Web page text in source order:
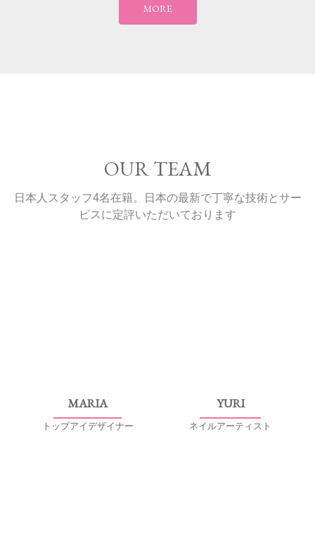
MORE
OUR TEAM
日本人スタッフ4名在籍。日本の最新で丁寧な技術とサー
ビスに定評いただいております
MARIA
トップアイデザイナー
YURI
ネイルアーティスト